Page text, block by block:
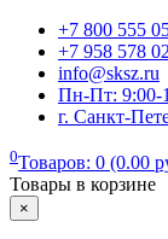
+7 800 555
+7 958 578
info@sksz.ru
Пн-Пт: 9:00-
г. Санкт-
0Товаров: 0 (0.00
Товары в корзине
×